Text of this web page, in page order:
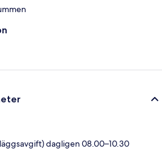
dagligen 08.00–10.30